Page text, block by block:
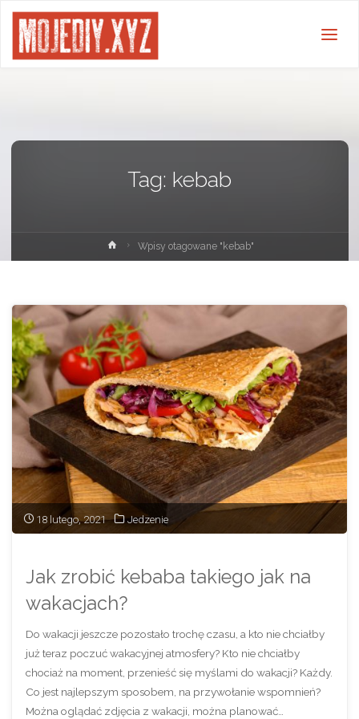
Tag: kebab
Strona
główna
Wpisy otagowane "kebab"
18 lutego, 2021 Jedzenie
Jak zrobić kebaba takiego jak na
wakacjach?
Do wakacji jeszcze pozostało trochę czasu, a kto nie chciałby
już teraz poczuć wakacyjnej atmosfery? Kto nie chciałby
chociaż na moment, przenieść się myślami do wakacji? Każdy.
Co jest najlepszym sposobem, na przywołanie wspomnień?
Można oglądać zdjęcia z wakacji, można planować…